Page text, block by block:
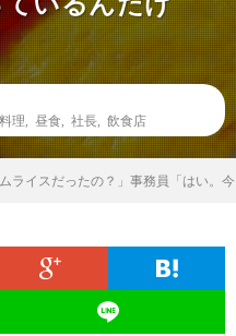
料理 昼食 社長 飲食店
ライスだったの？」事務員「はい。